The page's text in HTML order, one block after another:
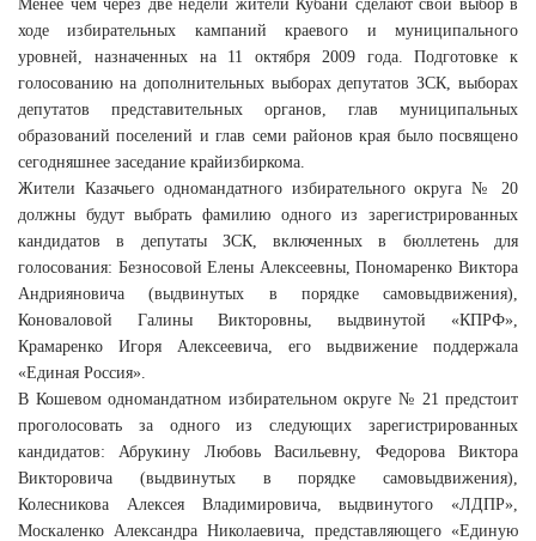
Менее чем через две недели жители Кубани сделают свой выбор в
ходе избирательных кампаний краевого и муниципального
уровней, назначенных на 11 октября 2009 года. Подготовке к
голосованию на дополнительных выборах депутатов ЗСК, выборах
депутатов представительных органов, глав муниципальных
образований поселений и глав семи районов края было посвящено
сегодняшнее заседание крайизбиркома.
Жители Казачьего одномандатного избирательного округа № 20
должны будут выбрать фамилию одного из зарегистрированных
кандидатов в депутаты ЗСК, включенных в бюллетень для
голосования: Безносовой Елены Алексеевны, Пономаренко Виктора
Андрияновича (выдвинутых в порядке самовыдвижения),
Коноваловой Галины Викторовны, выдвинутой «КПРФ»,
Крамаренко Игоря Алексеевича, его выдвижение поддержала
«Единая Россия».
В Кошевом одномандатном избирательном округе № 21 предстоит
проголосовать за одного из следующих зарегистрированных
кандидатов: Абрукину Любовь Васильевну, Федорова Виктора
Викторовича (выдвинутых в порядке самовыдвижения),
Колесникова Алексея Владимировича, выдвинутого «ЛДПР»,
Москаленко Александра Николаевича, представляющего «Единую